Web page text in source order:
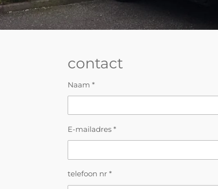
contact
Naam *
E-mailadres *
telefoon nr *